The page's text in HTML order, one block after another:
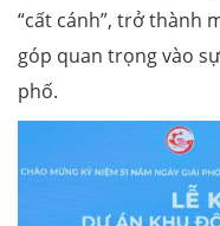
“cất cánh”, trở thành
góp quan trọng vào
phố.